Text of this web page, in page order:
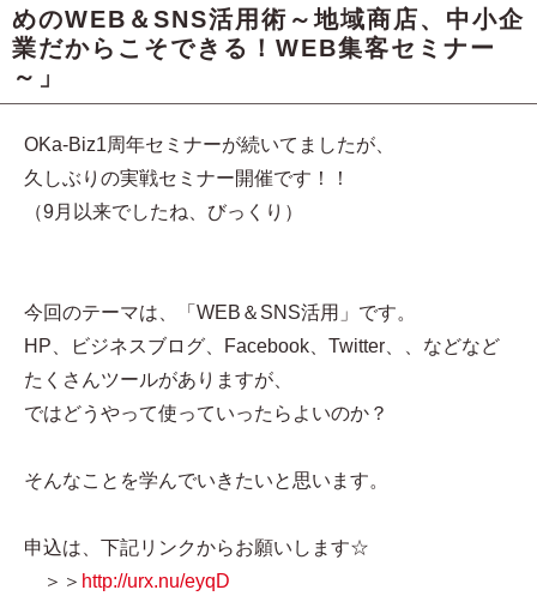
めのWEB＆SNS活用術～地域商店、中小企
業だからこそできる！WEB集客セミナー
～」
OKa-Biz1周年セミナーが続いてましたが、
久しぶりの実戦セミナー開催です！！
（9月以来でしたね、びっくり）
今回のテーマは、「WEB＆SNS活用」です。
HP、ビジネスブログ、Facebook、Twitter、、などなど
たくさんツールがありますが、
ではどうやって使っていったらよいのか？
そんなことを学んでいきたいと思います。
申込は、下記リンクからお願いします☆
＞＞ http://urx.nu/eyqD